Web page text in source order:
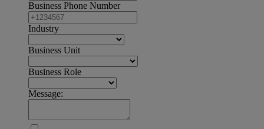
Business Phone Number
Industry
Business Unit
Business Role
Message: